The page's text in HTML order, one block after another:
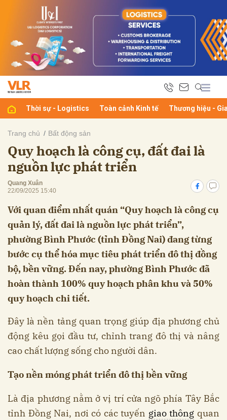
Thời sự - Logistics Toàn cảnh Kinh tế Thương hiệu -
Trang chủ Bất động sản
Quy hoạch là công cụ, đất đai là
nguồn lực phát triển
Quang Xuân
22/09/2025 15:40
Với quan điểm nhất quán “Quy hoạch là công cụ
quản lý, đất đai là nguồn lực phát triển”,
phường Bình Phước (tỉnh Đồng Nai) đang từng
bước cụ thể hóa mục tiêu phát triển đô thị đồng
bộ, bền vững. Đến nay, phường Bình Phước đã
hoàn thành 100% quy hoạch phân khu và 50%
quy hoạch chi tiết.
Đây là nền tảng quan trọng giúp địa phương chủ
động kêu gọi đầu tư, chỉnh trang đô thị và nâng
cao chất lượng sống cho người dân.
Tạo nền móng phát triển đô thị bền vững
Là địa phương nằm ở vị trí cửa ngõ phía Tây Bắc
tỉnh Đồng Nai, nơi có các tuyến giao thông quan
luận
Hủy